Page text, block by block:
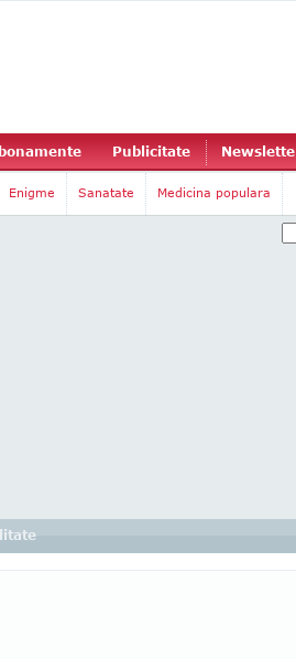
Publicitate
Enigme Sanatate Medicina populara